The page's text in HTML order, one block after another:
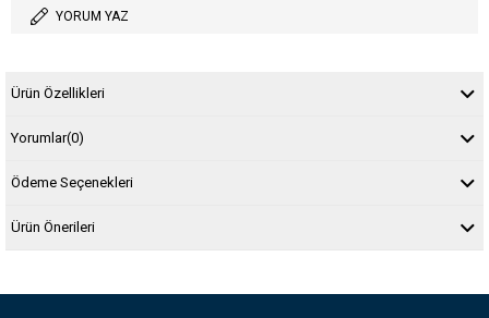
YORUM YAZ
Ürün Özellikleri
Yorumlar(0)
Ödeme Seçenekleri
Ürün Önerileri